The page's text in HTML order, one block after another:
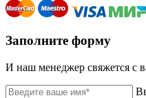
Заполните форму
И наш менеджер свяжется с